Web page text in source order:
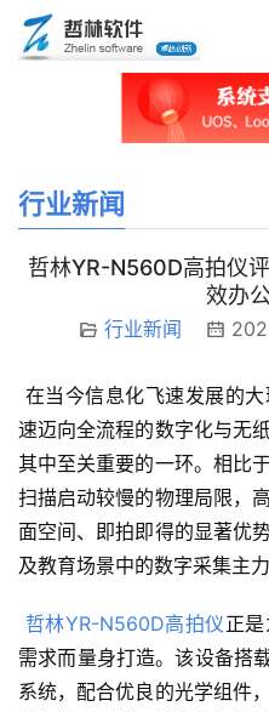
行业新闻
哲林YR-N560D高拍仪
效办
行业新闻
在当今信息化飞速发展的
速迈向全流程的数字化与无
其中至关重要的一环。相比
扫描启动较慢的物理局限，
面空间、即拍即得的显著优
及教育场景中的数字采集主力
哲林YR-N560D高拍仪正
需求而量身打造。该设备搭
系统，配合优良的光学组件